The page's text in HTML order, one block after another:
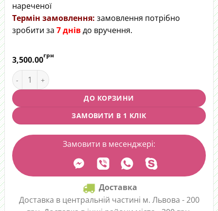
нареченої
Термін замовлення: замовлення потрібно
зробити за 7 днівдо вручення.
3,500.00грн
Весільний букет "Ніжність" quantity
ДО КОРЗИНИ
ЗАМОВИТИ В 1 КЛІК
Замовити в месенджері:
Доставка
Доставка в центральній частині м. Львова - 200